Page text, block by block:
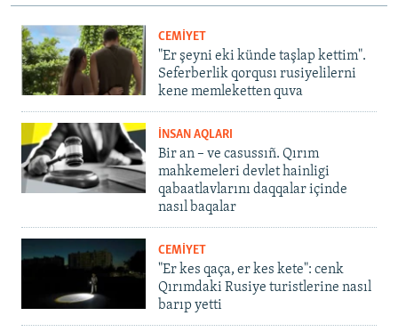
CEMİYET
"Er şeyni eki künde taşlap kettim".
Seferberlik qorqusı rusiyelilerni
kene memleketten quva
İNSAN AQLARI
Bir an – ve casussıñ. Qırım
mahkemeleri devlet hainligi
qabaatlavlarını daqqalar içinde
nasıl baqalar
CEMİYET
"Er kes qaça, er kes kete": cenk
Qırımdaki Rusiye turistlerine nasıl
barıp yetti